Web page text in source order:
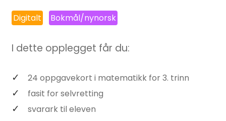
Digitalt Bokmål/nynorsk
I dette opplegget får du:
24 oppgavekort i matematikk for 3. trinn
fasit for selvretting
svarark til eleven